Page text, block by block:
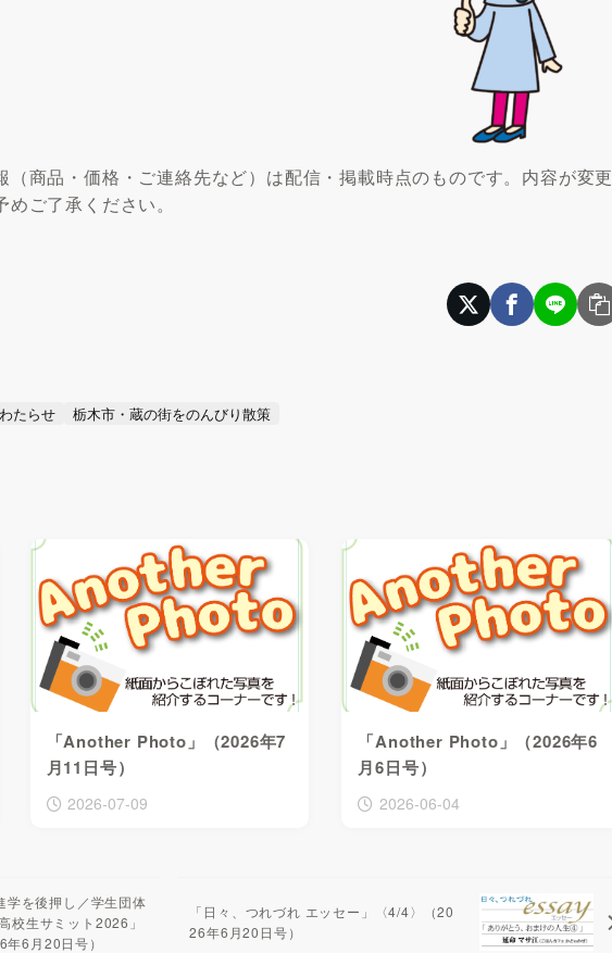
（商品・価格・ご連絡先など）は配信・掲載時点のものです。内容が変更
ご了承ください。
たらせ 栃木市・蔵の街をのんびり散策
「Another Photo」（2026年7
月11日号）
2026-07-09
「Another Photo」（2026年6
月6日号）
2026-06-04
学を後押し／学生団体
校生サミット2026」
6月20日号）
「日々、つれづれ エッセー」〈4/4〉（20
26年6月20日号）